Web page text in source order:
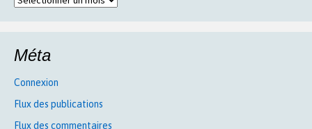
Méta
Connexion
Flux des publications
Flux des commentaires